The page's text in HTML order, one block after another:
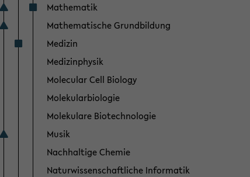
Mathematik
Mathematische Grundbildung
Medizin
Medizinphysik
Molecular Cell Biology
Molekularbiologie
Molekulare Biotechnologie
Musik
Nachhaltige Chemie
Naturwissenschaftliche Informatik